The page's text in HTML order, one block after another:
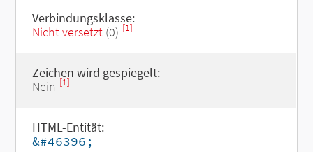
Verbindungsklasse:
Nicht versetzt(0) [1]
Zeichen wird gespiegelt:
Nein [1]
HTML-Entität:
&#46396;